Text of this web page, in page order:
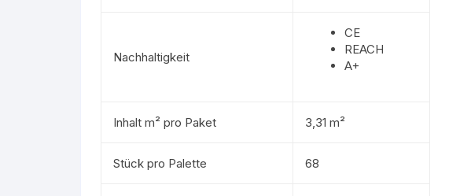
Nachhaltigkeit
CE
REACH
A+
Inhalt m² pro Paket 3,31 m²
Stück pro Palette 68